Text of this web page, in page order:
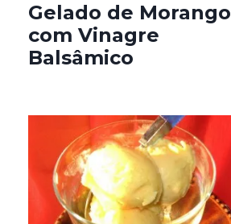
Gelado de Morango
com Vinagre
Balsâmico